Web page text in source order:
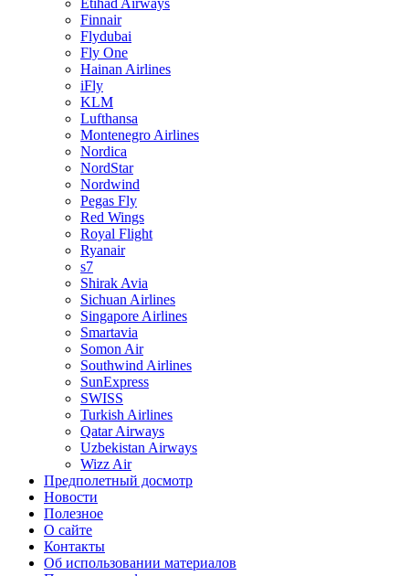
Etihad Airways
Finnair
Flydubai
Fly One
Hainan Airlines
iFly
KLM
Lufthansa
Montenegro Airlines
Nordica
NordStar
Nordwind
Pegas Fly
Red Wings
Royal Flight
Ryanair
s7
Shirak Avia
Sichuan Airlines
Singapore Airlines
Smartavia
Somon Air
Southwind Airlines
SunExpress
SWISS
Turkish Airlines
Qatar Airways
Uzbekistan Airways
Wizz Air
Предполетный досмотр
Новости
Полезное
О сайте
Контакты
Об использовании материалов